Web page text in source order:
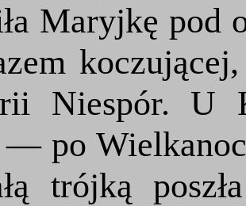
Maryjkę pod
Niespór. U
— po
trójką